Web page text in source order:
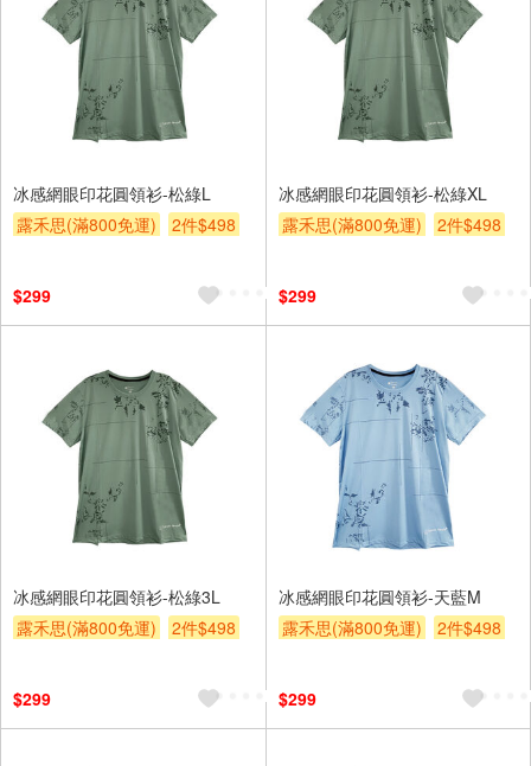
冰感網眼印花圓領衫-松綠L
露禾思(滿800免運)
2件$498
$299
冰感網眼印花圓領衫-松綠XL
露禾思(滿800免運)
2件$498
$299
冰感網眼印花圓領衫-松綠3L
露禾思(滿800免運)
2件$498
$299
冰感網眼印花圓領衫-天藍M
露禾思(滿800免運)
2件$498
$299